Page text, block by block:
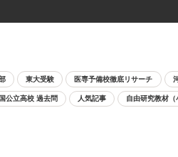
東大受験 医専予備校徹底リサーチ
公立高校 過去問 人気記事 自由研究教材（